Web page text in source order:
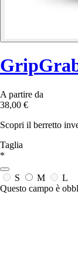
A partire da
38,00 €
Scopri il berretto
Taglia
*
S M
L
Questo campo è